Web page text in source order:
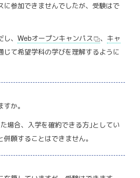
に参加できませんでしたが、受験はで
し、Webオープンキャンパス 、 キャ
じて希望学科の学びを理解するように
か。
場合、入学を確約できる方｣としてい
願することはできません。